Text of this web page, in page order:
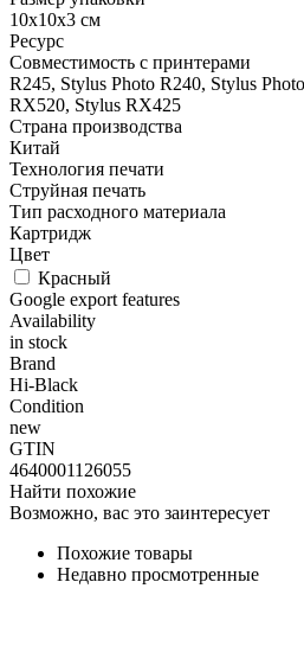
10x10x3 см
Ресурс
Совместимость с принтерами
R245, Stylus Photo R240, Stylus
RX520, Stylus RX425
Страна производства
Китай
Технология печати
Струйная печать
Тип расходного материала
Картридж
Цвет
Красный
Google export features
Availability
in stock
Brand
Hi-Black
Condition
new
GTIN
4640001126055
Найти похожие
Возможно, вас это заинтересует
Похожие товары
Недавно просмотренные